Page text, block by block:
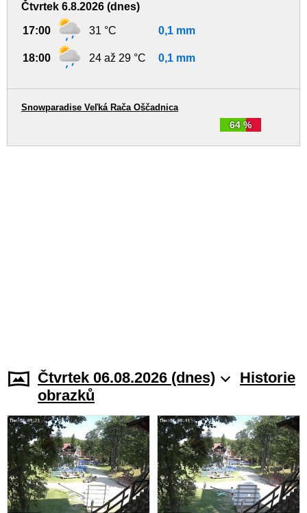
Čtvrtek 6.8.2026 (dnes)
17:00 31 °C 0,1 mm
18:00 24 až 29 °C 0,1 mm
64 %
Snowparadise Veľká Rača Oščadnica
Čtvrtek 06.08.2026 (dnes)
Historie
obrazků